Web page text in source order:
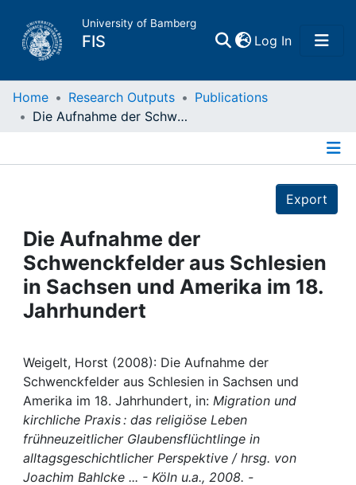
University of Bamberg
FIS Log In(current)
Home
Projects
People
Institutions
Awards
My FIS
Help
Home Research Outputs
Publications
Die Aufnahme der Schwenckfelder aus Schlesien in Sachsen und Amerika im 18. Jahrhundert
Export
Die Aufnahme der
Schwenckfelder aus Schlesien
in Sachsen und Amerika im 18.
Jahrhundert
Weigelt, Horst (2008): Die Aufnahme der
Schwenckfelder aus Schlesien in Sachsen und
Amerika im 18. Jahrhundert, in: Migration und
kirchliche Praxis : das religiöse Leben
frühneuzeitlicher Glaubensflüchtlinge in
alltagsgeschichtlicher Perspektive / hrsg. von
Joachim Bahlcke ... - Köln u.a., 2008. -